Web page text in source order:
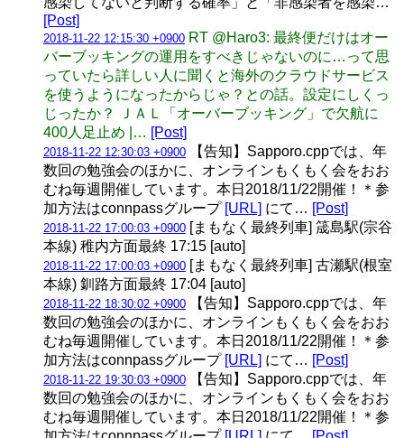
[Post]
2018-11-22 12:15:30 +0900 RT @Haro3: 最終便だけはオー
バーブッキングの運用をすべきじゃないのに…って思
っていたら詳しい人に聞くと海外のクラウドサービス
を使うようになったからじゃ？との話。設定にしくっ
じったか？ ＪＡＬ「オーバーブッキング」で欠航に
400人足止め |… [Post]
2018-11-22 12:30:03 +0900 【告知】Sapporo.cppでは、年
数回の勉強会のほかに、オンラインもくもく会をおお
むね毎週開催しています。本日2018/11/22開催！＊参
加方法はconnpassグループ [URL] にて… [Post]
2018-11-22 17:00:03 +0900 [まもなく最終列車] 筬島駅(宗谷
本線) 稚内方面最終 17:15 [auto]
2018-11-22 17:00:03 +0900 [まもなく最終列車] 古瀬駅(根室
本線) 釧路方面最終 17:04 [auto]
2018-11-22 18:30:02 +0900 【告知】Sapporo.cppでは、年
数回の勉強会のほかに、オンラインもくもく会をおお
むね毎週開催しています。本日2018/11/22開催！＊参
加方法はconnpassグループ [URL] にて… [Post]
2018-11-22 19:30:03 +0900 【告知】Sapporo.cppでは、年
数回の勉強会のほかに、オンラインもくもく会をおお
むね毎週開催しています。本日2018/11/22開催！＊参